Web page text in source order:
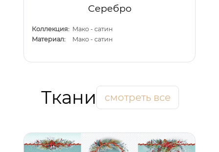
Серебро
Коллекция: Мако - сатин
Материал:
Мако - сатин
Ткани смотреть все